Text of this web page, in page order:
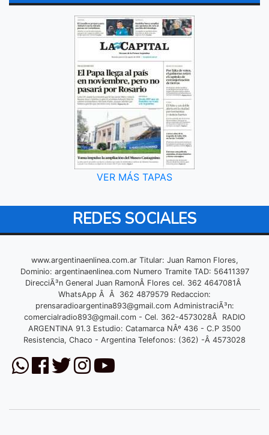
VER MÁS TAPAS
REDES SOCIALES
www.argentinaenlinea.com.ar Titular: Juan Ramon Flores,
Dominio: argentinaenlinea.com Numero Tramite TAD: 56411397
DirecciÃ³n General Juan RamonÂ Flores cel. 362 4647081Â
WhatsApp Â Â 362 4879579 Redaccion:
prensaradioargentina893@gmail.comAdministraciÃ³n:
comercialradio893@gmail.com- Cel. 362-4573028Â RADIO
ARGENTINA 91.3 Estudio: Catamarca NÂº 436 - C.P 3500
Resistencia, Chaco - Argentina Telefonos: (362) -Â 4573028